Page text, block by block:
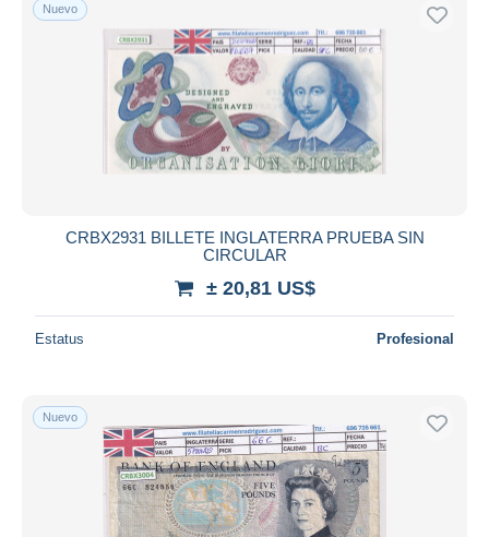
Nuevo
CRBX2931 BILLETE INGLATERRA PRUEBA SIN
CIRCULAR
± 20,81 US$
Estatus Profesional
Nuevo